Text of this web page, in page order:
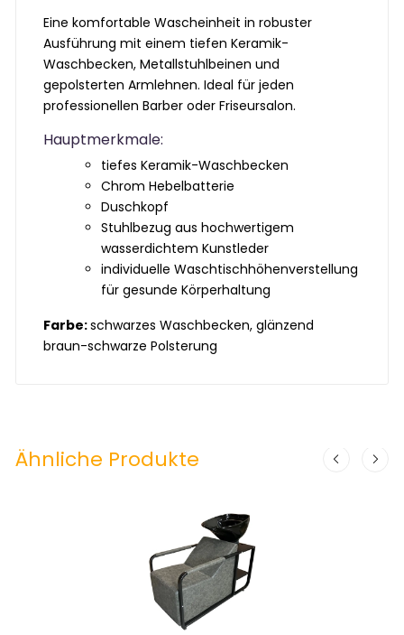
Eine komfortable Wascheinheit in robuster
Ausführung mit einem tiefen Keramik-
Waschbecken, Metallstuhlbeinen und
gepolsterten Armlehnen. Ideal für jeden
professionellenBarber oder Friseursalon.
Hauptmerkmale:
tiefes Keramik-Waschbecken
Chrom Hebelbatterie
Duschkopf
Stuhlbezug aus hochwertigem
wasserdichtem Kunstleder
individuelle Waschtischhöhenverstellung
für gesunde Körperhaltung
Farbe:schwarzes Waschbecken, glänzend
braun-schwarze Polsterung
Ähnliche Produkte